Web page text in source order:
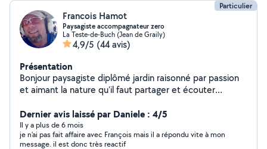
Particulier
Francois Hamot
Paysagiste accompagnateur zero
La Teste-de-Buch (Jean de Graily)
4,9/5 (44 avis)
Présentation
Bonjour paysagiste diplômé jardin raisonné par passion
et aimant la nature qu'il faut partager et écouter
milieux Équilibre enrichir un sol Recrée un milieu naturel
équilibré Partager le bien être vegetal Tirer les leçons
apprises avec dame nature Zéro six 62 quinze 53 8 six
Dernier avis laissé par Daniele : 4/5
Il y a plus de 6 mois
je n'ai pas fait affaire avec François mais il a répondu vite à mon
message. il est donc très reactif